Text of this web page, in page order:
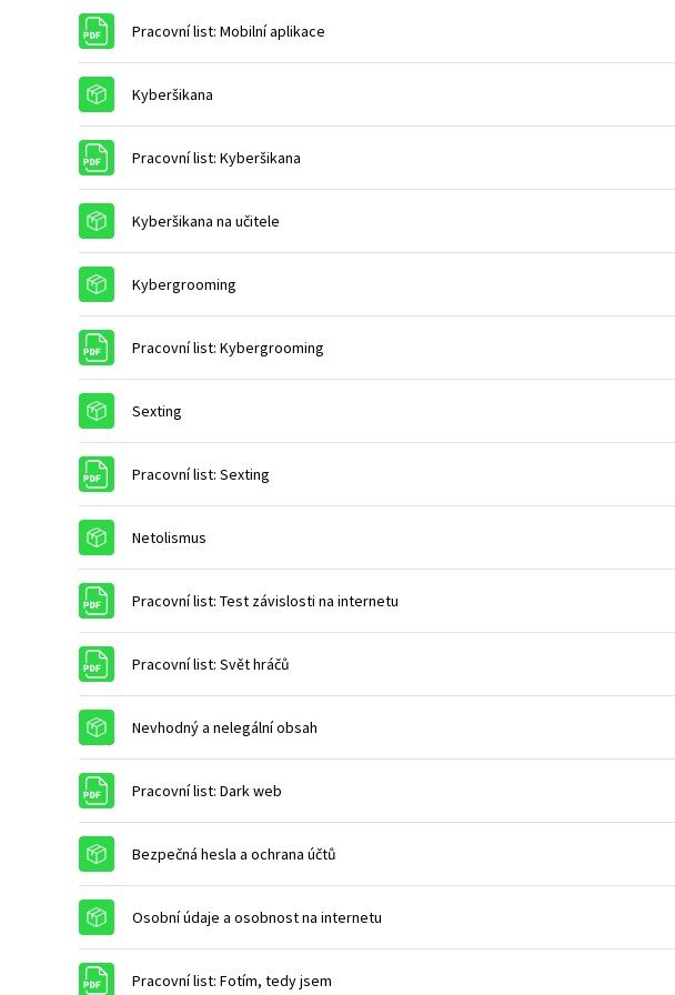
Pracovní list: Mobilní aplikace
Kyberšikana
Pracovní list: Kyberšikana
Kyberšikana na učitele
Kybergrooming
Pracovní list: Kybergrooming
Sexting
Pracovní list: Sexting
Netolismus
Pracovní list: Test závislosti na internetu
Pracovní list: Svět hráčů
Nevhodný a nelegální obsah
Pracovní list: Dark web
Bezpečná hesla a ochrana účtů
Osobní údaje a osobnost na internetu
Pracovní list: Fotím, tedy jsem